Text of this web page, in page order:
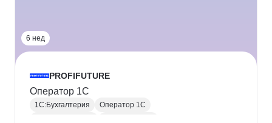
6 нед
PROFIFUTURE
Оператор 1С
1С:Бухгалтерия
Оператор 1С